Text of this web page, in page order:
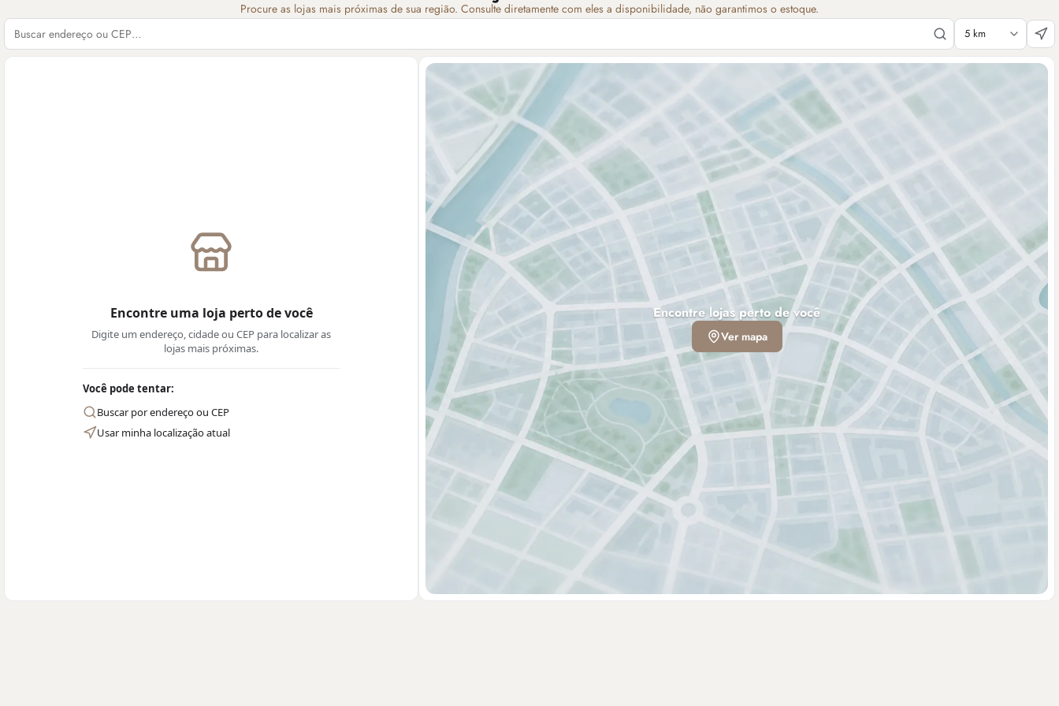
Procure as lojas mais próximas de sua região. Consulte diretamente com eles a disponibilidade, não garantimos o estoque.
Encontre uma loja perto de você
Digite um endereço, cidade ou CEP para localizar as
lojas mais próximas.
Você pode tentar:
Buscar por endereço ou CEP
Usar minha localização atual
Encontre lojas perto de você
Ver mapa